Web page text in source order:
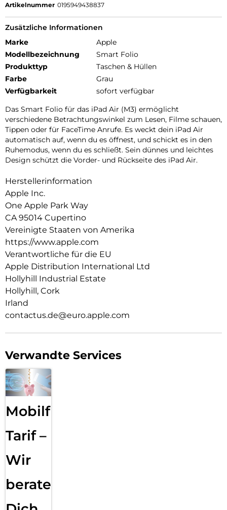
Artikelnummer 0195949438837
Zusätzliche Informationen
Marke
Apple
Modellbezeichnung
Smart Folio
Produkttyp
Taschen & Hüllen
Farbe
Grau
Verfügbarkeit
sofort verfügbar
Das Smart Folio für das iPad Air (M3) ermöglicht
verschiedene Betrachtungswinkel zum Lesen, Filme schauen,
Tippen oder für FaceTime Anrufe. Es weckt dein iPad Air
auto­matisch auf, wenn du es öffnest, und schickt es in den
Ruhemodus, wenn du es schließt. Sein dünnes und leichtes
Design schützt die Vorder- und Rückseite des iPad Air.
Herstellerinformation
Apple Inc.
One Apple Park Way
CA 95014 Cupertino
Vereinigte Staaten von Amerika
https://www.apple.com
Verantwortliche für die EU
Apple Distribution International Ltd
Hollyhill Industrial Estate
Hollyhill, Cork
Irland
contactus.de@euro.apple.com
Verwandte Services
Mobilfunk
Tarif –
Wir
beraten